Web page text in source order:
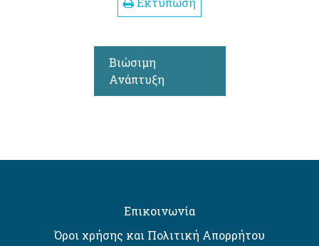
Βιώσιμη
Ανάπτυξη
Επικοινωνία
Όροι χρήσης και Πολιτική Απορρήτου